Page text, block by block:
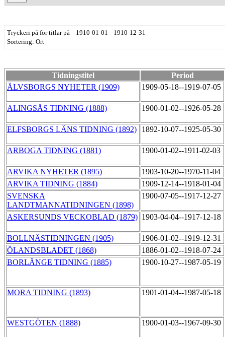
Tryckeri på för titlar på 1910-01-01- -1910-12-31
Sortering: Ort
Tidningstitel
Period
ÄLVSBORGS NYHETER (1909)
1909-05-18--1919-07-05
ALINGSÅS TIDNING (1888) 1900-01-02--1926-05-28
ELFSBORGS LÄNS TIDNING (1892) 1892-10-07--1925-05-30
ARBOGA TIDNING (1881) 1900-01-02--1911-02-03
ARVIKA NYHETER (1895)
1903-10-20--1970-11-04
ARVIKA TIDNING (1884)
1909-12-14--1918-01-04
SVENSKA
LANDTMANNATIDNINGEN (1898)
1900-07-05--1917-12-27
ASKERSUNDS VECKOBLAD (1879) 1903-04-04--1917-12-18
BOLLNÄSTIDNINGEN (1905)
1906-01-02--1919-12-31
ÖLANDSBLADET (1868)
1886-01-02--1918-07-24
BORLÄNGE TIDNING (1885)
1900-10-27--1987-05-19
MORA TIDNING (1893) 1901-01-04--1987-05-18
WESTGÖTEN (1888) 1900-01-03--1967-09-30